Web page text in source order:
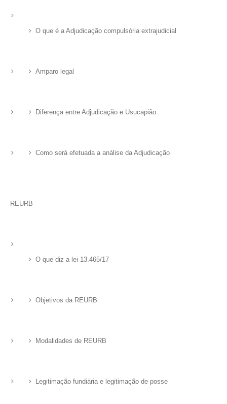
O que é a Adjudicação compulsória extrajudicial
Amparo legal
Diferença entre Adjudicação e Usucapião
Como será efetuada a análise da Adjudicação
REURB
O que diz a lei 13.465/17
Objetivos da REURB
Modalidades de REURB
Legitimação fundiária e legitimação de posse